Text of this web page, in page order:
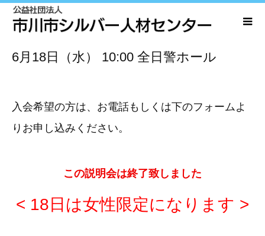
6月18日（水） 10:00 全日警ホール
入会希望の方は、お電話もしくは下のフォームよ
りお申し込みください。
この説明会は終了致しました
< 18日は女性限定になります >